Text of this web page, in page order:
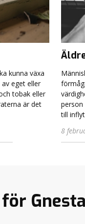
kunna växa
eget eller
tobak eller
är det
person
till
8
Gnesta